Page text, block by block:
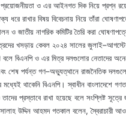
ও এর আইনগত দিক নিয়ে প্রশ্ন
ধরে রাখার বিষয় বিবেচনায় নিয়ে তাঁরা
ও জাতীয় নাগরিক কমিটির তৈরি করা
খসড়ায় কেবল ২০২৪ সালের
বিএনপি ও এর মিত্র দলগুলোর নেতাদের
শেষ পর্যন্ত গণ–অভ্যুত্থানে রাজনৈতিক
থাকেনি বিএনপি। স্বাধীন বাংলাদেশে
প্রস্তাবে রাখা হয়েছে বলে সংশ্লিষ্ট সূত্রে
উদ্দিন আহমদ গতকাল বলেন, স্বৈরাচারী